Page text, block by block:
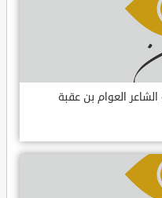
العوام بن عقبة